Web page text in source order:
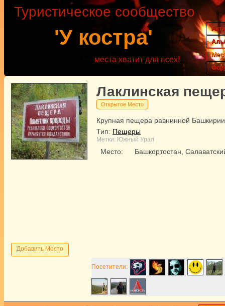
'У костра'
Туристическое сообщество
места хватит для всех!
Лаклинская
Открытое Место
Крупная пещера равнинной Башкирии
Тип: Пещеры
Метки: Южный Урал
Место: Башкортостан,
Добавить Место
Посетители: